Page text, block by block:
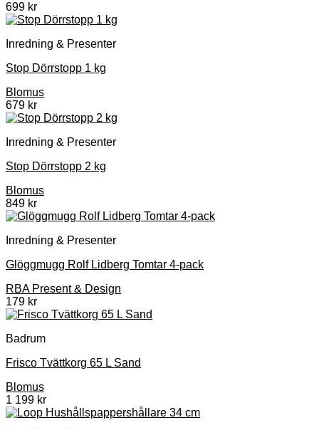
699 kr
Inredning & Presenter
Stop Dörrstopp 1 kg
Blomus
679 kr
Inredning & Presenter
Stop Dörrstopp 2 kg
Blomus
849 kr
Inredning & Presenter
Glöggmugg Rolf Lidberg Tomtar 4-pack
RBA Present & Design
179 kr
Badrum
Frisco Tvättkorg 65 L Sand
Blomus
1 199 kr